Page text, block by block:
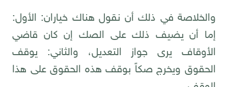
والخلاصة في ذلك أن نقول هناك خياران: الأول:
إما أن يضيف ذلك على الصك إن كان قاضي
الأوقاف يرى جواز التعديل، والثاني: يوقف
الحقوق ويخرج صكاً بوقف هذه الحقوق على هذا